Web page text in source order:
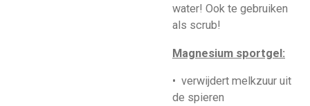
water! Ook te gebruiken
als scrub!
Magnesium sportgel:
• verwijdert melkzuur uit
de spieren